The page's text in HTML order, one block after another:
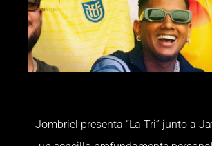
Jombriel presenta “La Tri” junto a